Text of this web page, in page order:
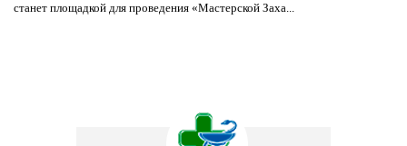
станет площадкой для проведения «Мастерской Заха...